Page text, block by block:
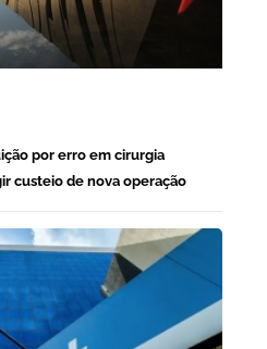
por erro em cirurgia
custeio de nova operação